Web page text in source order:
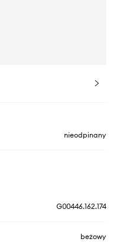
nieodpinany
G00446.162.174
beżowy